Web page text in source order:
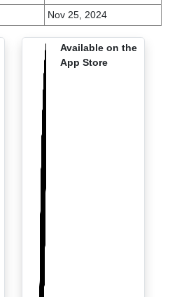
Nov 25, 2024
Available on the
App Store